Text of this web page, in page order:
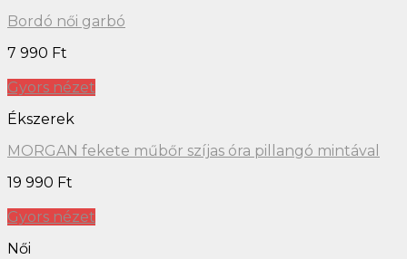
Bordó női garbó
7 990 Ft
Gyors nézet
Ékszerek
MORGAN fekete műbőr szíjas óra pillangó mintával
19 990 Ft
Gyors nézet
Női